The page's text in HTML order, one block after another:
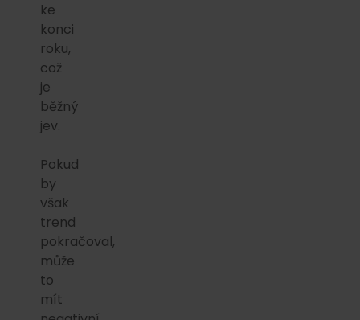
ke
konci
roku,
což
je
běžný
jev.
Pokud
by
však
trend
pokračoval,
může
to
mít